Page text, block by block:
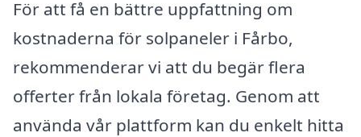
För att få en bättre uppfattning om
kostnaderna för solpaneler i Fårbo,
rekommenderar vi att du begär flera
offerter från lokala företag. Genom att
använda vår plattform kan du enkelt hitta